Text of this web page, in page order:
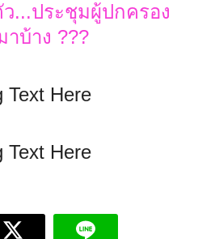
...ประชุมผู้ปกครอง
าบ้าง ???
Text Here
Text Here